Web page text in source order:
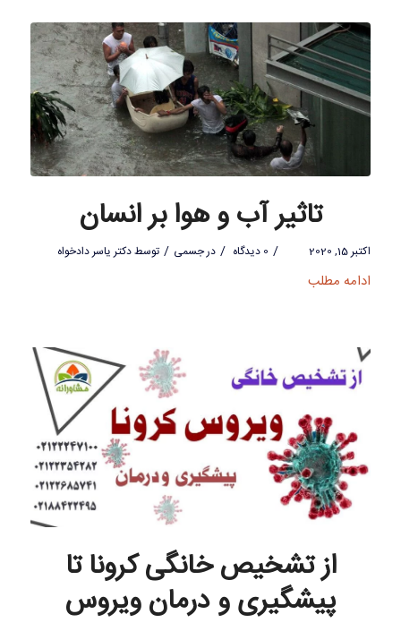
تاثیر آب و هوا بر انسان
اکتبر 15, 2020 / 0 دیدگاه / درجسمی / توسطدکتر یاسر دادخواه
ادامه مطلب
از تشخیص خانگی کرونا تا
پیشگیری و درمان ویروس